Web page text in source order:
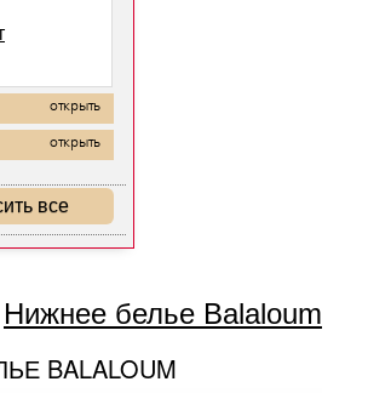
открыть
открыть
все
Нижнее белье Balaloum
BALALOUM